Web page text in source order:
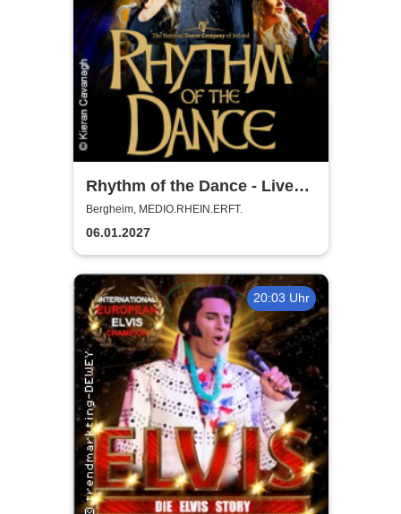
Rhythm of the Dance - Live
2027
Bergheim, MEDIO.RHEIN.ERFT.
06.01.2027
20:03 Uhr